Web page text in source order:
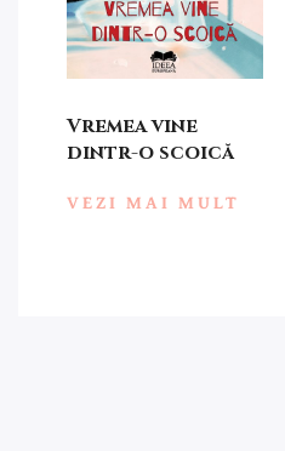
Vremea vine
dintr-o scoică
VEZI MAI MULT